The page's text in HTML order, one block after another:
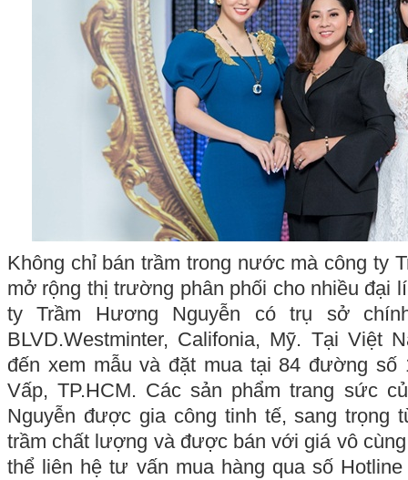
Không chỉ bán trầm trong nước mà công ty
mở rộng thị trường phân phối cho nhiều đại
ty Trầm Hương Nguyễn có trụ sở
BLVD.Westminter, Califonia, Mỹ. Tại Việt
đến xem mẫu và đặt mua tại 84 đường số
Vấp, TP.HCM. Các sản phẩm trang sức
Nguyễn được gia công tinh tế, sang trọng
trầm chất lượng và được bán với giá vô
thể liên hệ tư vấn mua hàng qua số